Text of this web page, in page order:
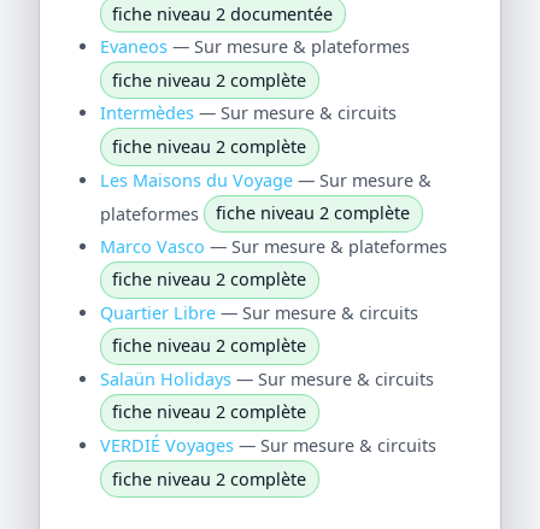
fiche niveau 2 documentée
Evaneos— Sur mesure & plateformes
fiche niveau 2 complète
Intermèdes— Sur mesure & circuits
fiche niveau 2 complète
Les Maisons du Voyage— Sur mesure &
plateformes
fiche niveau 2 complète
Marco Vasco — Sur mesure & plateformes
fiche niveau 2 complète
Quartier Libre— Sur mesure & circuits
fiche niveau 2 complète
Salaün Holidays— Sur mesure & circuits
fiche niveau 2 complète
VERDIÉ Voyages— Sur mesure & circuits
fiche niveau 2 complète